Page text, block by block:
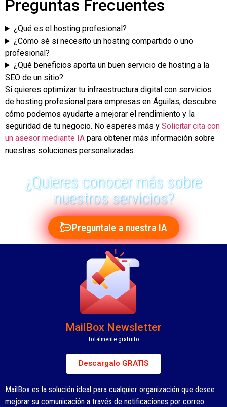
Preguntas Frecuentes
¿Qué es el hosting profesional?
¿Cómo sé si necesito un hosting compartido o uno
profesional?
¿Qué beneficios aporta un buen servicio de hosting a la
SEO de un sitio?
Si quieres optimizar tu infraestructura digital con servicios
de hosting profesional para empresas en Águilas, descubre
cómo podemos ayudarte a mejorar el rendimiento y la
seguridad de tu negocio. No esperes más y Solicitar cita con
un asesor mediante IA para obtener más información sobre
nuestras soluciones personalizadas.
¿Quieres conocer más sobre
nuestros servicios?
Preguntale a nuestra IA
MailBox Newsletter
Totalmente gratuito
Descargalo GRATIS
MailBox es la solución ideal para cualquier organización que desee
mejorar su comunicación a través de notificaciones por correo